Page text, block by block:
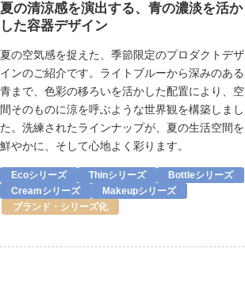
夏の清涼感を演出する、青の濃淡を活か
した容器デザイン
夏の空気感を捉えた、季節限定のプロダクトデザ
インのご紹介です。ライトブルーから深みのある
青まで、色彩の移ろいを活かした配置により、空
間そのものに涼を呼ぶような世界観を構築しまし
た。洗練されたラインナップが、夏の生活空間を
鮮やかに、そして心地よく彩ります。
Ecoシリーズ Thinシリーズ
Bottleシリーズ
Creamシリーズ
Makeupシリーズ
ブランド・シリーズ化